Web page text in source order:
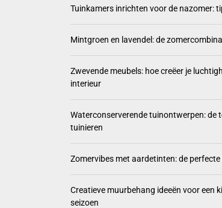
Tuinkamers inrichten voor de nazomer:
Mintgroen en lavendel: de
Zwevende meubels: hoe creëer je
interieur
Waterconserverende tuinontwerpen: de
tuinieren
Zomervibes met aardetinten: de
Creatieve muurbehang ideeën voor een
seizoen